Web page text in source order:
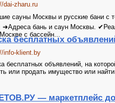
dai-zharu.ru
сауны Москвы и русские бани с
➜Адреса бань и саун Москвы.
с бассейн...
бесплатных
info-klient.by
бесплатных объявлений, на
или продать имущество или
— маркетплейс